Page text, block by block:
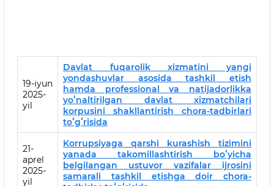
19-iyun
2025-
yil
Davlat fuqarolik xizmatini yangi
yondashuvlar asosida tashkil etish
hamda professional va natijadorlikka
yoʻnaltirilgan davlat xizmatchilari
korpusini shakllantirish chora-tadbirlari
toʻgʻrisida
21-
aprel
2025-
yil
Korrupsiyaga qarshi kurashish tizimini
yanada takomillashtirish boʻyicha
belgilangan ustuvor vazifalar ijrosini
samarali tashkil etishga doir chora-